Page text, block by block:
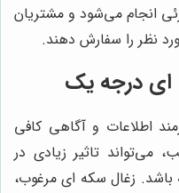
انجام می‌شود و مشتریان
نظر را سفارش دهند.
ای درجه یک
اطلاعات و آگاهی کافی
می‌تواند تاثیر زیادی در
باشد. زغال سکه ای مرغوب،